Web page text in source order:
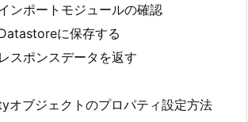
ポートモジュールの確認
に保存する
ポンスデータを返す
オブジェクトのプロパティ設定方法